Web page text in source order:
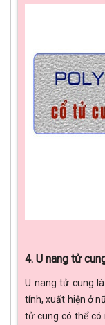
4. U nang tử
U nang tử cung
tính, xuất hiện ở
tử cung có thể có